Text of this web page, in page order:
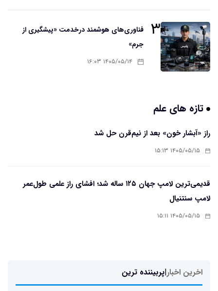
۳
فناوری‌های هوشمند درخدمت «پیشگیری از
جرم»
۱۴۰۵/۰۵/۱۴ ۱۶:۰۳
تازه های علم
راز «آبشار خون» بعد از نیم‌قرن حل شد
۱۴۰۵/۰۵/۱۵ ۱۵:۱۳
قدیمی‌ترین لامپ جهان ۱۲۵ ساله شد؛ افشای راز علمی طول‌عمر
لامپ سنتنیال
۱۴۰۵/۰۵/۱۵ ۱۵:۱۱
اخرین اخبار|پربیننده ترین